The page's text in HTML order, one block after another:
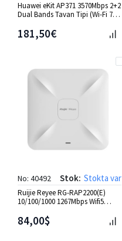
Huawei eKit AP371 3570Mbps 2+2
Dual Bands Tavan Tipi (Wi-Fi 7)
181,50€
No: 40492 Stok: Stokta var
Ruijie Reyee RG-RAP2200(E)
10/100/1000 1267Mbps Wifi5
84,00$